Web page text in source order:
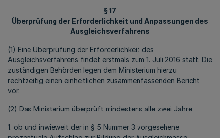
§ 17
Überprüfung der Erforderlichkeit und Anpassungen des
Ausgleichsverfahrens
(1) Eine Überprüfung der Erforderlichkeit des
Ausgleichsverfahrens findet erstmals zum 1. Juli 2016 statt. Die
zuständigen Behörden legen dem Ministerium hierzu
rechtzeitig einen einheitlichen zusammenfassenden Bericht
vor.
(2) Das Ministerium überprüft mindestens alle zwei Jahre
1. ob und inwieweit der in § 5 Nummer 3 vorgesehene